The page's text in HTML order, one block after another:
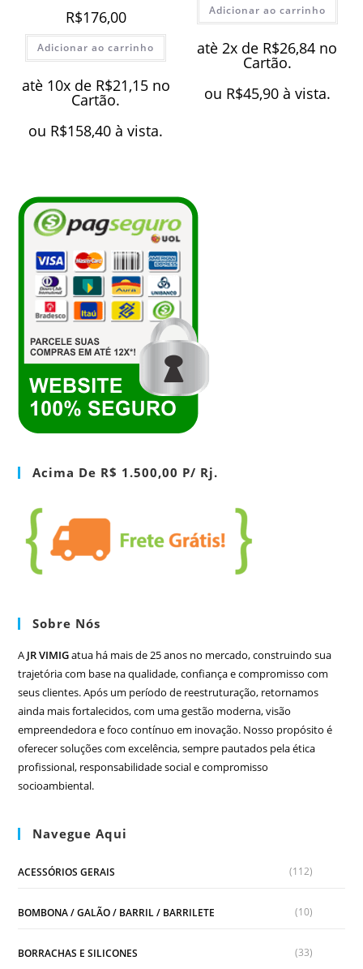
R$176,00
Adicionar ao carrinho
atè 10x de R$21,15 no
Cartão.
ou R$158,40 à vista.
Adicionar ao carrinho
atè 2x de R$26,84 no
Cartão.
ou R$45,90 à vista.
Acima De R$ 1.500,00 P/ Rj.
Sobre Nós
A JR VIMIGatua há mais de 25 anos no mercado, construindo sua
trajetória com base na qualidade, confiança e compromisso com
seus clientes. Após um período de reestruturação, retornamos
ainda mais fortalecidos, com uma gestão moderna, visão
empreendedora e foco contínuo em inovação. Nosso propósito é
oferecer soluções com excelência, sempre pautados pela ética
profissional, responsabilidade social e compromisso
socioambiental.
Navegue Aqui
ACESSÓRIOS GERAIS (112)
BOMBONA / GALÃO / BARRIL / BARRILETE (10)
BORRACHAS E SILICONES (33)